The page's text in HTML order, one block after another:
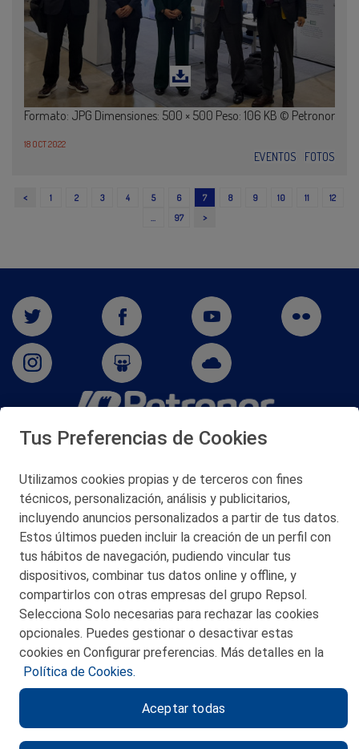
Formato: JPG Dimensiones: 500 × 500 Peso: 106 KB © Petronor
18 OCT 2022
EVENTOS FOTOS
< 1 2 3 4 5 6 7 8 9 10 11
12
97 >
San Martín 5-Edificio Muñatones,
© 2026 Petronor S.A.
CONTACTO
MAPA WEB
POLITICA DE PRIVACIDAD
POLITICA DE COOKIES
CANAL DE ÉTICA
Tus Preferencias de Cookies
Utilizamos cookies propias y de terceros con fines
técnicos, personalización, análisis y publicitarios,
incluyendo anuncios personalizados a partir de tus datos.
Estos últimos pueden incluir la creación de un perfil con
tus hábitos de navegación, pudiendo vincular tus
dispositivos, combinar tus datos online y offline, y
compartirlos con otras empresas del grupo Repsol.
Selecciona Solo necesarias para rechazar las cookies
opcionales. Puedes gestionar o desactivar estas
cookies en Configurar preferencias. Más detalles en la
Política de Cookies.
Aceptar todas